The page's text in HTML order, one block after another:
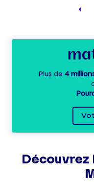
Plus de 4
Découvrez